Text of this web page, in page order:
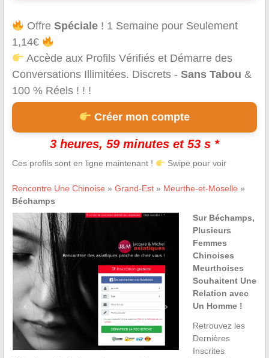
OffreSpéciale ! 1 Semaine pour Seulement
1,14€
Accède aux Profils Vérifiés et Démarre des
Conversations Illimitées. Discrets - Sans Tabou &
100 % Réels ! ! !
Créer mon compte
3 heures, 59 minutes et 53 s *
Ces profils sont en ligne maintenant ! Swipe pour voir
Rencontre Une Chinoise » Grand-Est» Meurthe-et-Moselle »
Béchamps
Sur Béchamps,
Plusieurs
Femmes
Chinoises
Meurthoises
Souhaitent Une
Relation avec
Un Homme !
Retrouvez les
Dernières
Inscrites